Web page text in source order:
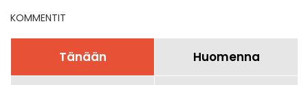
KOMMENTIT
Tänään Huomenna